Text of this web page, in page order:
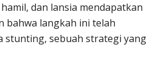
dan lansia mendapatkan
bahwa langkah ini telah
stunting, sebuah strategi yang